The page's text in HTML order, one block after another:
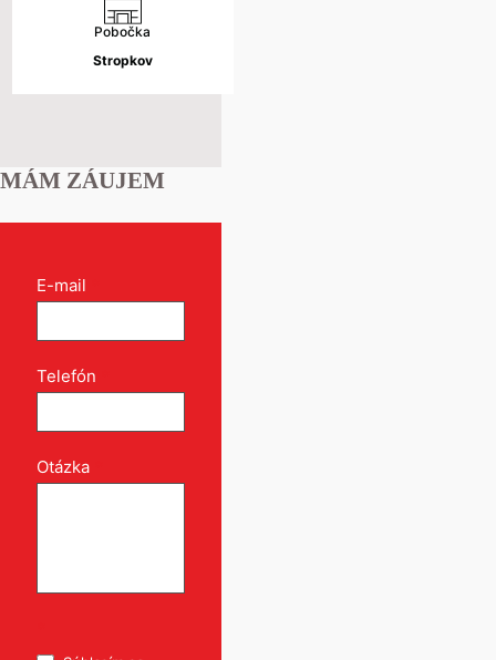
Pobočka
Stropkov
MÁM ZÁUJEM
Kontakt
formulár
E-mail
Telefón
Otázka